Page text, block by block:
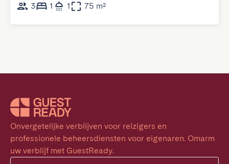
3
1 1 75 m²
Onvergetelijke verblijven voor reizigers en
professionele beheersdiensten voor eigenaren. Omarm
uw verblijf met GuestReady.